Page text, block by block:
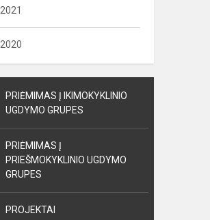
2021
2020
PRIĖMIMAS Į IKIMOKYKLINIO
UGDYMO GRUPES
PRIĖMIMAS Į
PRIEŠMOKYKLINIO UGDYMO
GRUPES
PROJEKTAI